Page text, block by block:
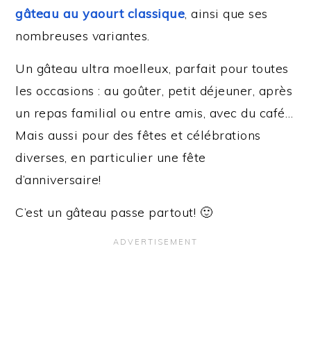
gâteau au yaourt classique, ainsi que ses
nombreuses variantes.
Un gâteau ultra moelleux, parfait pour toutes
les occasions : au goûter, petit déjeuner, après
un repas familial ou entre amis, avec du café…
Mais aussi pour des fêtes et célébrations
diverses, en particulier une fête
d’anniversaire!
C’est un gâteau passe partout! 🙂